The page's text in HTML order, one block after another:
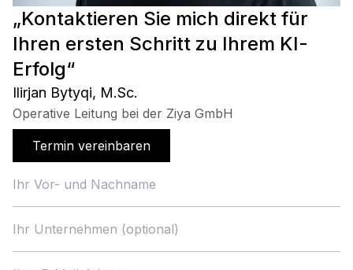
„Kontaktieren Sie mich direkt für
Ihren ersten Schritt zu Ihrem KI-
Erfolg“
Ilirjan Bytyqi, M.Sc.
Operative Leitung bei der Ziya GmbH
Termin vereinbaren